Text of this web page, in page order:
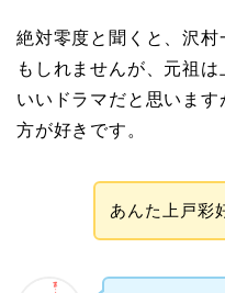
絶対零度と聞くと、沢
もしれませんが、元祖
いいドラマだと思いま
方が好きです。
あんた上戸彩